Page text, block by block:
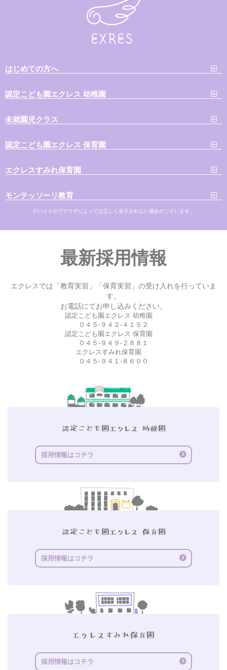
はじめての方へ
認定こども園エクレス 幼稚園
未就園児クラス
認定こども園エクレス 保育園
エクレスすみれ保育園
モンテッソーリ教育
デバイスやブラウザによっては正しく表示されない場合がございます。
最新採用情報
エクレスでは「教育実習」「保育実習」の受け入れを行っていま
す。
お電話にてお申し込みください。
認定こども園エクレス 幼稚園
０４５-９４２-４１５２
認定こども園エクレス 保育園
０４５-９４９-２８８１
エクレスすみれ保育園
０４５-９４１-８６００
採用情報はコチラ
採用情報はコチラ
採用情報はコチラ